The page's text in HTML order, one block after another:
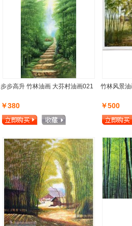
步步高升 竹林油画 大芬村油画021
￥380
竹林风景
￥500